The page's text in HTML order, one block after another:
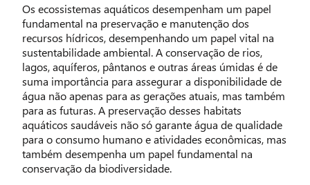
Os ecossistemas aquáticos desempenham um papel
fundamental na preservação e manutenção dos
recursos hídricos, desempenhando um papel vital na
sustentabilidade ambiental. A conservação de rios,
lagos, aquíferos, pântanos e outras áreas úmidas é de
suma importância para assegurar a disponibilidade de
água não apenas para as gerações atuais, mas também
para as futuras. A preservação desses habitats
aquáticos saudáveis não só garante água de qualidade
para o consumo humano e atividades econômicas, mas
também desempenha um papel fundamental na
conservação da biodiversidade.